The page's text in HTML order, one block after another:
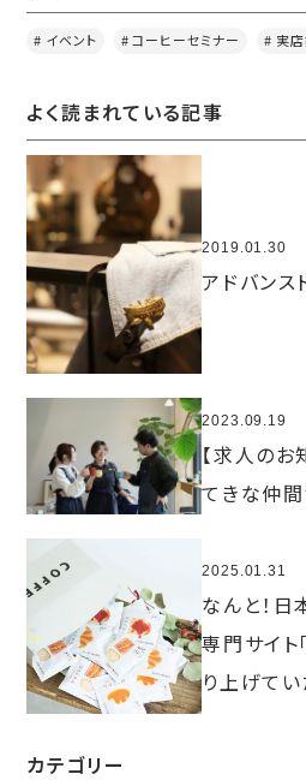
イベント コーヒーセミナー 実
よく読まれている記事
2019.01.30
アドバンス
2023.09.19
【求人のお
てきな仲
2025.01.31
なんと！
専門サイト
り上げて
カテゴリー